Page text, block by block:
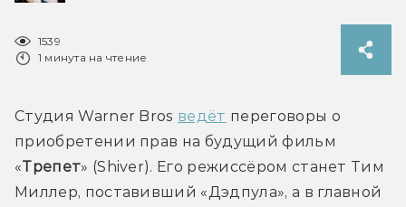
1539
1 минута на чтение
Студия Warner Bros ведёт переговоры о
приобретении прав на будущий фильм
«Трепет» (Shiver). Его режиссёром станет Тим
Миллер, поставивший «Дэдпула», а в главной